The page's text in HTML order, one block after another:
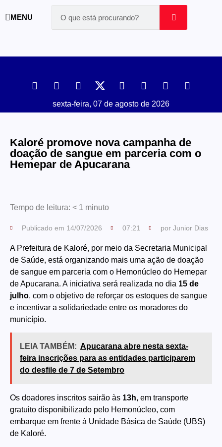
MENU
sexta-feira, 07 de agosto de 2026
Kaloré promove nova campanha de
doação de sangue em parceria com o
Hemepar de Apucarana
Tempo de leitura: < 1 minuto
Publicado em 14/07/2026 07:21 por Junior Dias
A Prefeitura de Kaloré, por meio da Secretaria Municipal
de Saúde, está organizando mais uma ação de doação
de sangue em parceria com o Hemonúcleo do Hemepar
de Apucarana. A iniciativa será realizada no dia 15 de
julho, com o objetivo de reforçar os estoques de sangue
e incentivar a solidariedade entre os moradores do
município.
LEIA TAMBÉM: Apucarana abre nesta sexta-
feira inscrições para as entidades participarem
do desfile de 7 de Setembro
Os doadores inscritos sairão às 13h, em transporte
gratuito disponibilizado pelo Hemonúcleo, com
embarque em frente à Unidade Básica de Saúde (UBS)
de Kaloré.